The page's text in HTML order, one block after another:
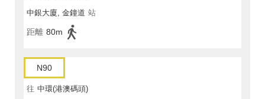
中銀大廈, 金鐘道 站
距離 80m
N90
往 中環(港澳碼頭)